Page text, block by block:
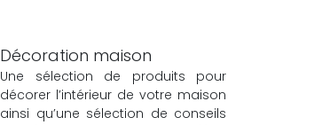
Décoration maison
Une sélection de produits pour
décorer l’intérieur de votre maison
ainsi qu’une sélection de conseils